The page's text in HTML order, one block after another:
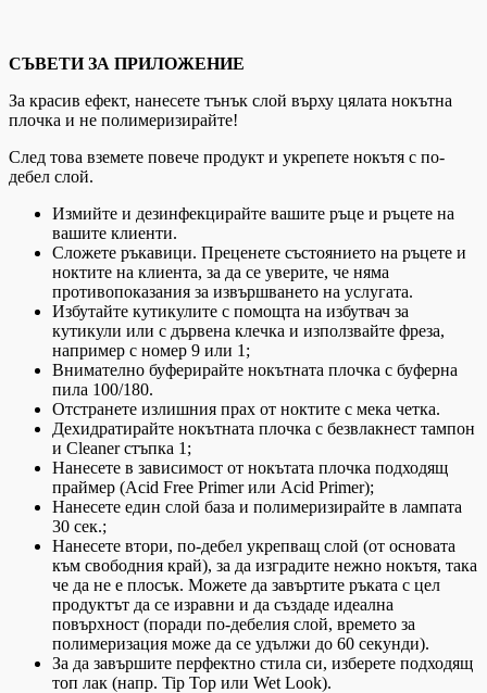
СЪВЕТИ ЗА ПРИЛОЖЕНИЕ
За красив ефект, нанесете тънък слой върху цялата нокътна
плочка и не полимеризирайте!
След това вземете повече продукт и укрепете нокътя с по-
дебел слой.
Измийте и дезинфекцирайте вашите ръце и ръцете на
вашите клиенти.
Сложете ръкавици. Преценете състоянието на ръцете и
ноктите на клиента, за да се уверите, че няма
противопоказания за извършването на услугата.
Избутайте кутикулите с помощта на избутвач за
кутикули или с дървена клечка и използвайте фреза,
например с номер 9 или 1;
Внимателно буферирайте нокътната плочка с буферна
пила 100/180.
Отстранете излишния прах от ноктите с мека четка.
Дехидратирайте нокътната плочка с безвлакнест тампон
и Cleaner стъпка 1;
Нанесете в зависимост от нокътата плочка подходящ
праймер (Acid Free Primer или Acid Primer);
Нанесете един слой база и полимеризирайте в лампата
30 сек.;
Нанесете втори, по-дебел укрепващ слой (от основата
към свободния край), за да изградите нежно нокътя, така
че да не е плосък. Можете да завъртите ръката с цел
продуктът да се изравни и да създаде идеална
повърхност (поради по-дебелия слой, времето за
полимеризация може да се удължи до 60 секунди).
За да завършите перфектно стила си, изберете подходящ
топ лак (напр. Tip Top или Wet Look).